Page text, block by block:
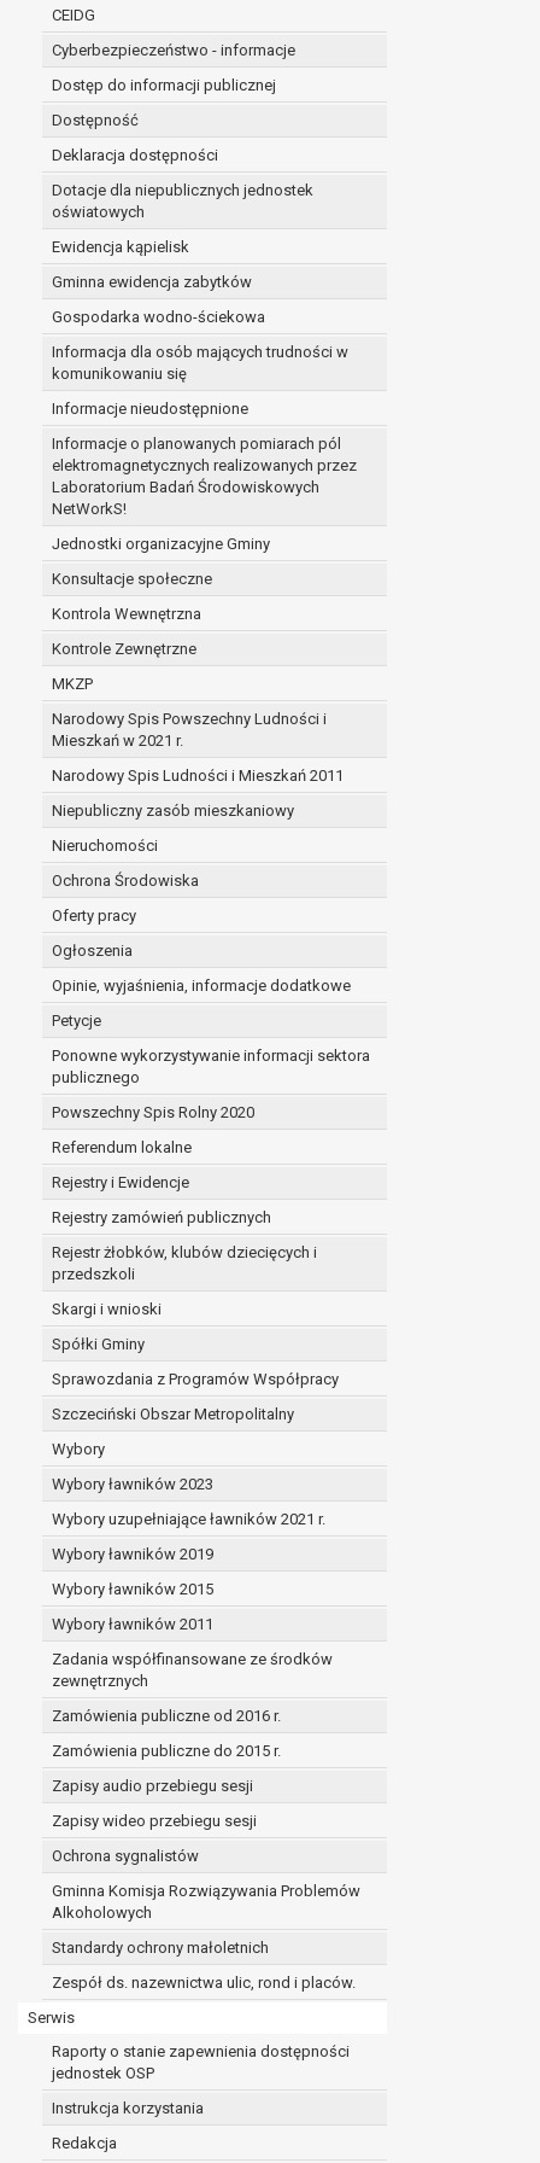
CEIDG
Cyberbezpieczeństwo - informacje
Dostęp do informacji publicznej
Dostępność
Deklaracja dostępności
Dotacje dla niepublicznych jednostek
oświatowych
Ewidencja kąpielisk
Gminna ewidencja zabytków
Gospodarka wodno-ściekowa
Informacja dla osób mających trudności w
komunikowaniu się
Informacje nieudostępnione
Informacje o planowanych pomiarach pól
elektromagnetycznych realizowanych przez
Laboratorium Badań Środowiskowych
NetWorkS!
Jednostki organizacyjne Gminy
Konsultacje społeczne
Kontrola Wewnętrzna
Kontrole Zewnętrzne
MKZP
Narodowy Spis Powszechny Ludności i
Mieszkań w 2021 r.
Narodowy Spis Ludności i Mieszkań 2011
Niepubliczny zasób mieszkaniowy
Nieruchomości
Ochrona Środowiska
Oferty pracy
Ogłoszenia
Opinie, wyjaśnienia, informacje dodatkowe
Petycje
Ponowne wykorzystywanie informacji sektora
publicznego
Powszechny Spis Rolny 2020
Referendum lokalne
Rejestry i Ewidencje
Rejestry zamówień publicznych
Rejestr żłobków, klubów dziecięcych i
przedszkoli
Skargi i wnioski
Spółki Gminy
Sprawozdania z Programów Współpracy
Szczeciński Obszar Metropolitalny
Wybory
Wybory ławników 2023
Wybory uzupełniające ławników 2021 r.
Wybory ławników 2019
Wybory ławników 2015
Wybory ławników 2011
Zadania współfinansowane ze środków
zewnętrznych
Zamówienia publiczne od 2016 r.
Zamówienia publiczne do 2015 r.
Zapisy audio przebiegu sesji
Zapisy wideo przebiegu sesji
Ochrona sygnalistów
Gminna Komisja Rozwiązywania Problemów
Alkoholowych
Standardy ochrony małoletnich
Zespół ds. nazewnictwa ulic, rond i placów.
Serwis
Raporty o stanie zapewnienia dostępności
jednostek OSP
Instrukcja korzystania
Redakcja
administratorowi bądź
niezbędność przetwarzania do celów
Z przyczyn związanych z Pani/Pana
on istnienie ważnych prawnie uzasadnionych
ustalenia, dochodzenia lub obrony roszczeń.
W przypadku gdy przetwarzanie danych osobowych
prawo do cofnięcia tej zgody w dowolnym momencie.
Przysługuje Pani/Panu prawo wniesienia skargi do
Organem właściwym do wniesienia skargi jest Prezes
W zależności od sfery, w której przetwarzane są
Pani/Pana dane nie będą poddawane